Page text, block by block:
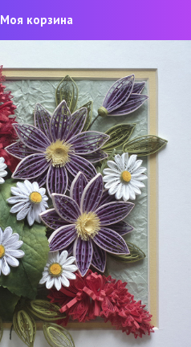
Моя корзина